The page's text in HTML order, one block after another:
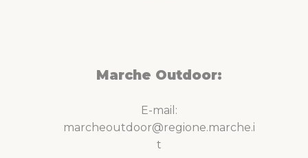
Marche Outdoor:
E-mail:
marcheoutdoor@regione.marche.i
t